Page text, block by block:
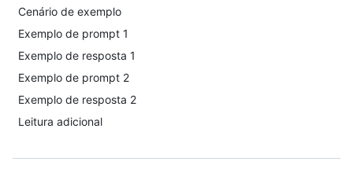
Cenário de exemplo
Exemplo de prompt 1
Exemplo de resposta 1
Exemplo de prompt 2
Exemplo de resposta 2
Leitura adicional